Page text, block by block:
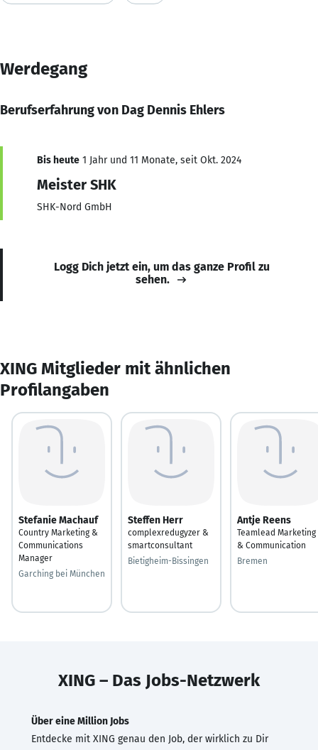
Werdegang
Berufserfahrung von Dag Dennis Ehlers
Bis heute 1 Jahr und 11 Monate, seit Okt. 2024
Meister SHK
SHK-Nord GmbH
Logg Dich jetzt ein, um das ganze Profil zu
sehen.
XING Mitglieder mit ähnlichen
Profilangaben
Stefanie Machauf
Country Marketing &
Communications
Manager
Garching bei München
Steffen Herr
complexredugyzer &
smartconsultant
Bietigheim-Bissingen
Antje Reens
Teamlead Marketing
& Communication
Bremen
XING – Das Jobs-Netzwerk
Über eine Million Jobs
Entdecke mit XING genau den Job, der wirklich zu Dir